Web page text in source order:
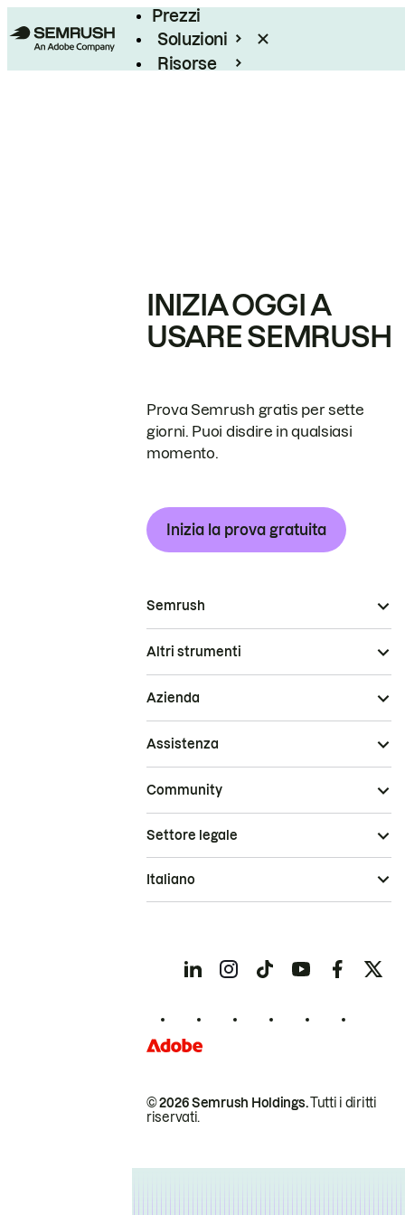
Prezzi
Soluzioni
Risorse
INIZIA OGGI A
USARE SEMRUSH
Prova Semrush gratis per sette
giorni. Puoi disdire in qualsiasi
momento.
Inizia la prova gratuita
Semrush
Altri strumenti
Azienda
Assistenza
Community
© 2026 Semrush Holdings.Tutti i diritti
riservati.
Settore legale
Italiano